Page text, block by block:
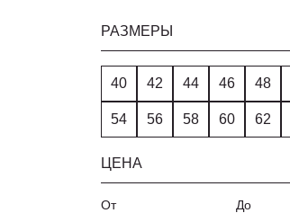
РАЗМЕРЫ
40 42 44 46 48
54 56 58 60 62
ЦЕНА
От До